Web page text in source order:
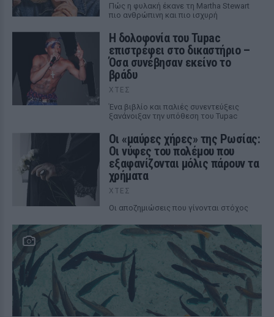
Πώς η φυλακή έκανε τη Martha Stewart
πιο ανθρώπινη και πιο ισχυρή
Η δολοφονία του Tupac
επιστρέφει στο δικαστήριο –
Όσα συνέβησαν εκείνο το
βράδυ
ΧΤΕΣ
Ένα βιβλίο και παλιές συνεντεύξεις
ξανάνοιξαν την υπόθεση του Tupac
Οι «μαύρες χήρες» της Ρωσίας:
Οι νύφες του πολέμου που
εξαφανίζονται μόλις πάρουν τα
χρήματα
ΧΤΕΣ
Οι αποζημιώσεις που γίνονται στόχος